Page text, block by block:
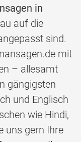
in
auf die
sind.
mit
– allesamt
gängigsten
und Englisch
wie Hindi,
uns gern Ihre